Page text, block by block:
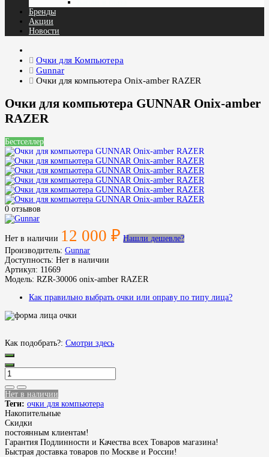
Бренды
Акции
Новости
Очки для Компьютера
Gunnar
Очки для компьютера Onix-amber RAZER
Очки для компьютера GUNNAR Onix-amber
RAZER
Бестселлер
0 отзывов
Нет в наличии 12 000 ₽ Нашли дешевле?
Производитель: Gunnar
Доступность: Нет в наличии
Артикул: 11669
Модель: RZR-30006 onix-amber RAZER
Как правильно выбрать очки или оправу по типу лица?
Как подобрать?: Смотри здесь
Нет в наличии
Теги: очки для компьютера
Накопительные
Скидки
постоянным клиентам!
Гарантия Подлинности и Качества всех Товаров магазина!
Быстрая доставка товаров по Москве и России!